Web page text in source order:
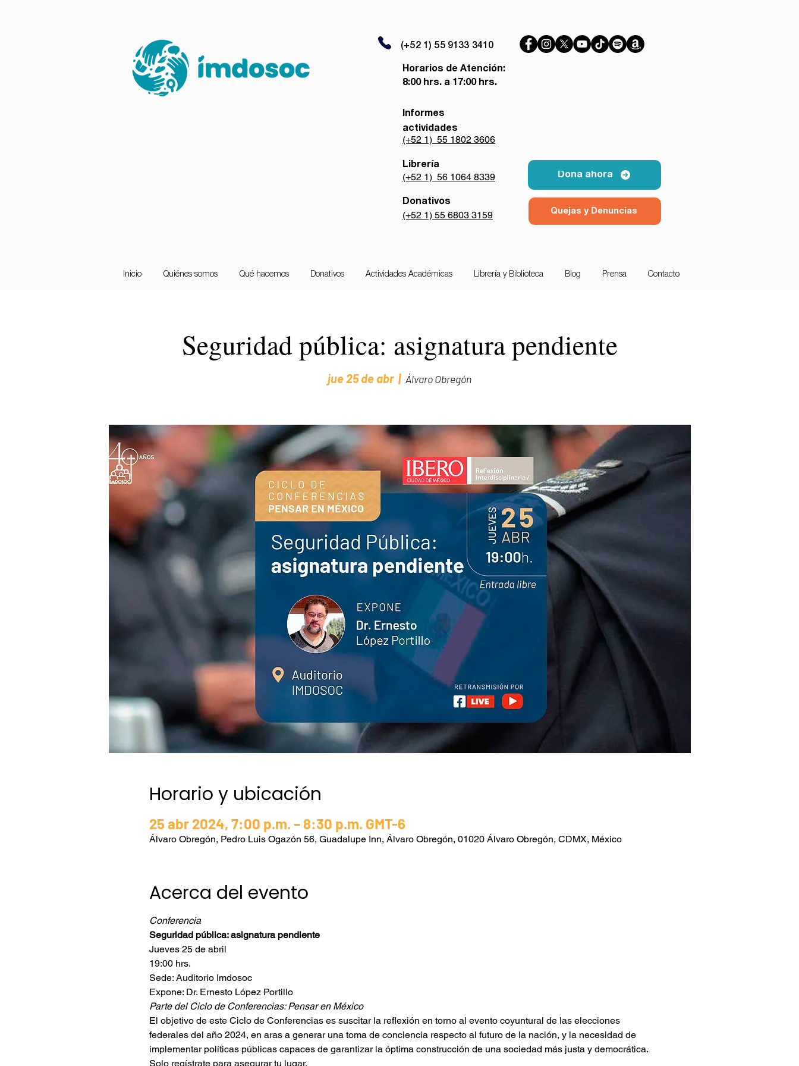
(+52 1) 55 9133 3410
Horarios de Atención:
8:00 hrs. a 17:00 hrs.
Informes
actividades
(+52 1) 55 1802 3606
Librería
(+52 1) 56 1064 8339
Donativos
(+52 1) 55 6803 3159
Dona ahora
Quejas y Denuncias
Inicio Quiénes somos Qué hacemos Donativos Actividades Académicas Librería y Biblioteca Blog Prensa Contacto
Seguridad pública: asignatura pendiente
jue 25 de abr
  |
Álvaro Obregón
Horario y ubicación
25 abr 2024, 7:00 p.m. – 8:30 p.m. GMT-6
Álvaro Obregón, Pedro Luis Ogazón 56, Guadalupe Inn, Álvaro Obregón, 01020 Álvaro Obregón, CDMX, México
Acerca del evento
Conferencia
Seguridad pública: asignatura pendiente
Jueves 25 de abril
19:00 hrs.
Sede: Auditorio Imdosoc
Expone: Dr. Ernesto López Portillo
Parte del Ciclo de Conferencias: Pensar en México
El objetivo de este Ciclo de Conferencias es suscitar la reflexión en torno al evento coyuntural de las elecciones
federales del año 2024, en aras a generar una toma de conciencia respecto al futuro de la nación, y la necesidad de
implementar políticas públicas capaces de garantizar la óptima construcción de una sociedad más justa y democrática.
Solo regístrate para asegurar tu lugar.